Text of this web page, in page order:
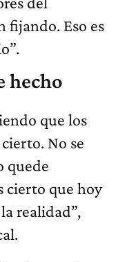
fijando. Eso es
hecho
que los
No se
quede
cierto que hoy
realidad”,